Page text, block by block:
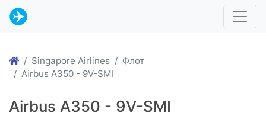
Singapore Airlines
Флот
Airbus A350 - 9V-SMI
Airbus A350 - 9V-SMI